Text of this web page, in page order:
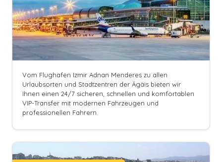
Vom Flughafen Izmir Adnan Menderes zu allen
Urlaubsorten und Stadtzentren der Ägäis bieten wir
Ihnen einen 24/7 sicheren, schnellen und komfortablen
VIP-Transfer mit modernen Fahrzeugen und
professionellen Fahrern.